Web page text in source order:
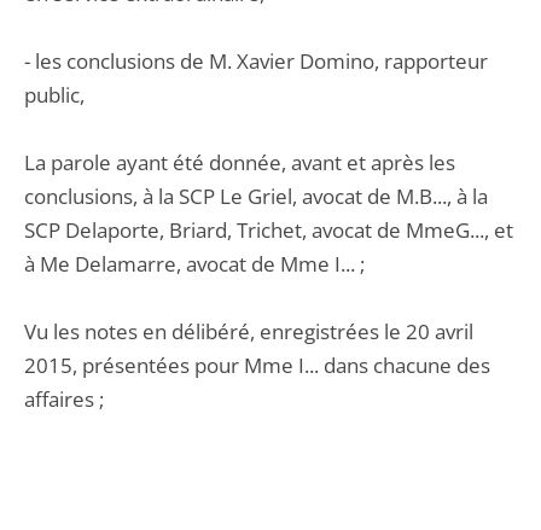
- les conclusions de M. Xavier Domino, rapporteur
public,
La parole ayant été donnée, avant et après les
conclusions, à la SCP Le Griel, avocat de M.B..., à la
SCP Delaporte, Briard, Trichet, avocat de MmeG..., et
à Me Delamarre, avocat de Mme I... ;
Vu les notes en délibéré, enregistrées le 20 avril
2015, présentées pour Mme I... dans chacune des
affaires ;